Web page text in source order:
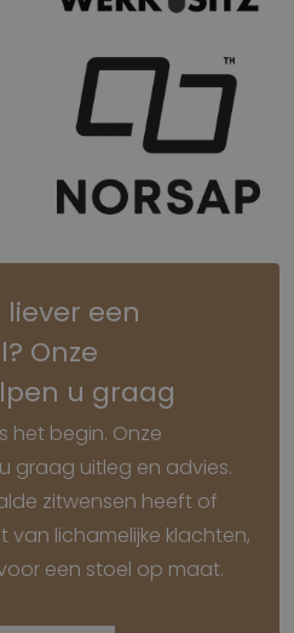
een
Onze
u graag
het begin. Onze
graag uitleg en advies.
zitwensen heeft of
lichamelijke klachten,
een stoel op maat.